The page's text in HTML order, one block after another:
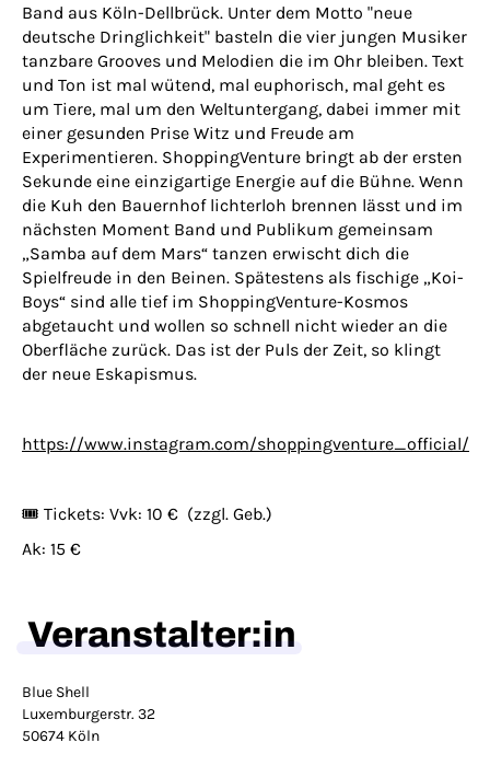
Band aus Köln-Dellbrück. Unter dem Motto "neue
deutsche Dringlichkeit" basteln die vier jungen Musiker
tanzbare Grooves und Melodien die im Ohr bleiben. Text
und Ton ist mal wütend, mal euphorisch, mal geht es
um Tiere, mal um den Weltuntergang, dabei immer mit
einer gesunden Prise Witz und Freude am
Experimentieren. ShoppingVenture bringt ab der ersten
Sekunde eine einzigartige Energie auf die Bühne. Wenn
die Kuh den Bauernhof lichterloh brennen lässt und im
nächsten Moment Band und Publikum gemeinsam
„Samba auf dem Mars“ tanzen erwischt dich die
Spielfreude in den Beinen. Spätestens als fischige „Koi-
Boys“ sind alle tief im ShoppingVenture-Kosmos
abgetaucht und wollen so schnell nicht wieder an die
Oberfläche zurück. Das ist der Puls der Zeit, so klingt
der neue Eskapismus.
https://www.instagram.com/shoppingventure_official/
🎟️ Tickets: Vvk: 10 € (zzgl. Geb.)
Ak: 15 €
Veranstalter:in
Blue Shell
Luxemburgerstr. 32
50674 Köln